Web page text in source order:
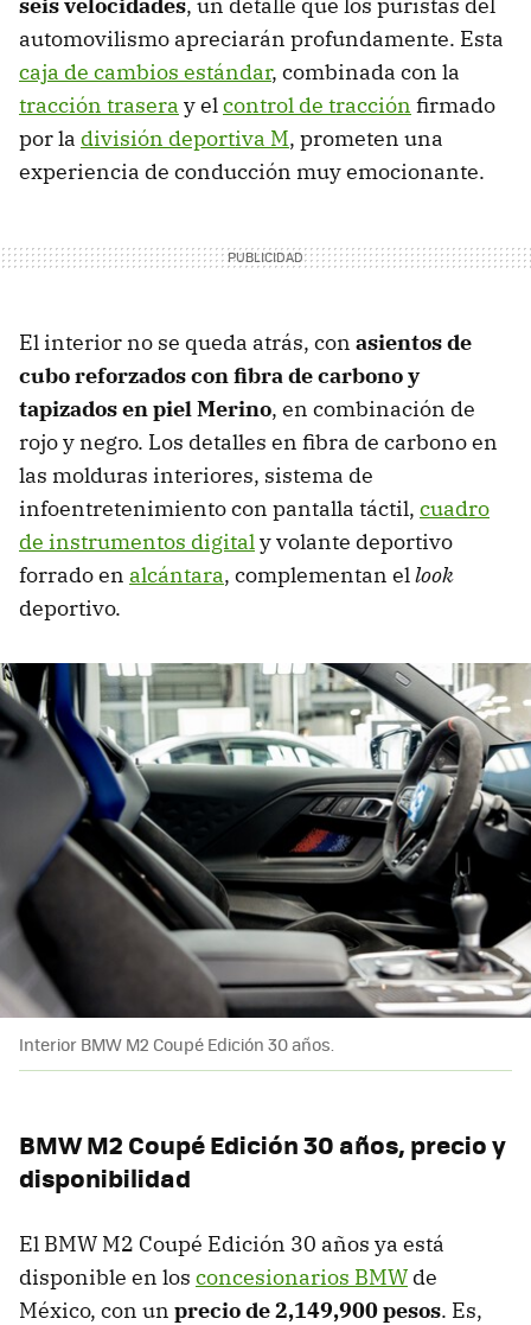
automovilismo apreciarán profundamente. Esta
caja de cambios estándar, combinada con la
tracción trasera y elcontrol de tracción firmado
por la división deportiva M, prometen una
experiencia de conducción muy emocionante.
El interior no se queda atrás, con asientos de
cubo reforzados con fibra de carbono y
tapizados en piel Merino, en combinación de
rojo y negro. Los detalles en fibra de carbono en
las molduras interiores, sistema de
infoentretenimiento con pantalla táctil, cuadro
de instrumentos digitaly volante deportivo
forrado en alcántara, complementan ellook
deportivo.
Interior BMW M2 Coupé Edición 30 años.
BMW M2 Coupé Edición 30 años, precio y
disponibilidad
El BMW M2 Coupé Edición 30 años ya está
disponible en los concesionarios BMW de
México, con un precio de 2,149,900 pesos. Es,